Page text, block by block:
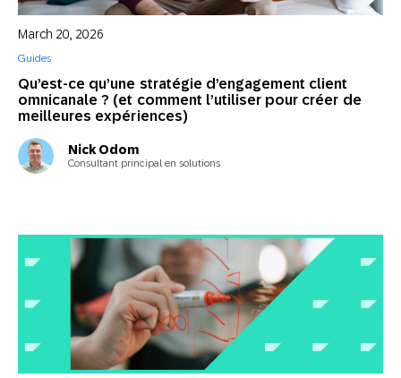
Qu’est-ce qu’une stratégie d’engagement client
omnicanale ? (et comment l’utiliser pour créer de
meilleures expériences)
March 20, 2026
Guides
Nick Odom
Consultant principal en solutions